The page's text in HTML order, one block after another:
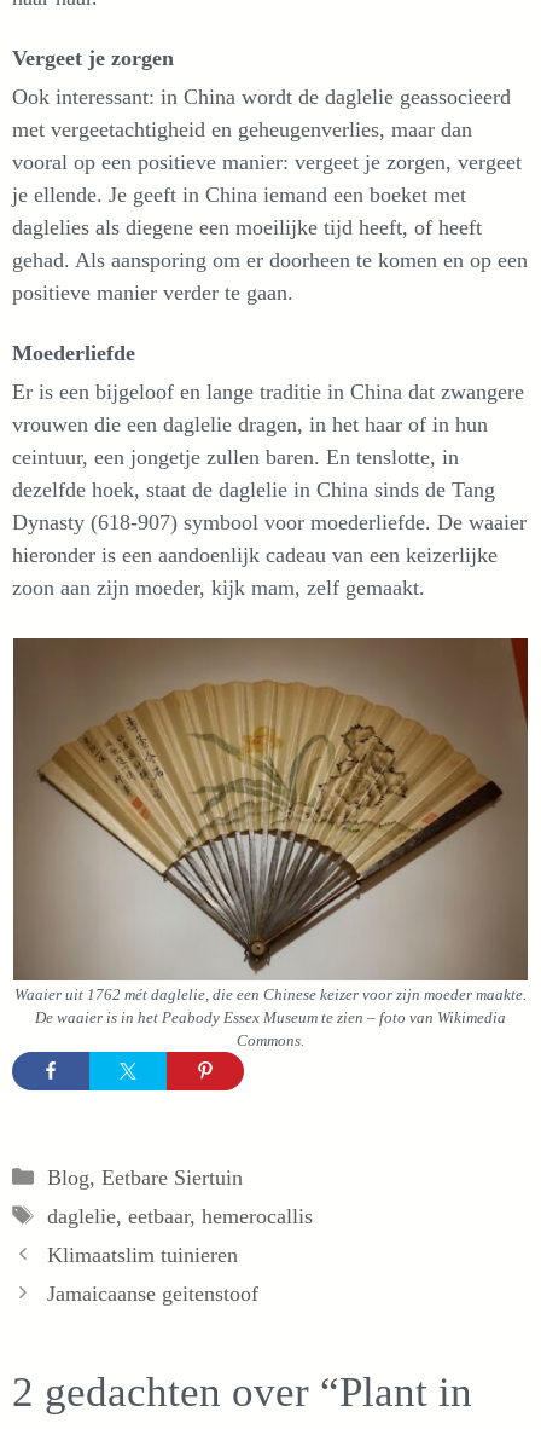
Vergeet je zorgen
Ook interessant: in China wordt de daglelie geassocieerd
met vergeetachtigheid en geheugenverlies, maar dan
vooral op een positieve manier: vergeet je zorgen, vergeet
je ellende. Je geeft in China iemand een boeket met
daglelies als diegene een moeilijke tijd heeft, of heeft
gehad. Als aansporing om er doorheen te komen en op een
positieve manier verder te gaan.
Moederliefde
Er is een bijgeloof en lange traditie in China dat zwangere
vrouwen die een daglelie dragen, in het haar of in hun
ceintuur, een jongetje zullen baren. En tenslotte, in
dezelfde hoek, staat de daglelie in China sinds de Tang
Dynasty (618-907) symbool voor moederliefde. De waaier
hieronder is een aandoenlijk cadeau van een keizerlijke
zoon aan zijn moeder, kijk mam, zelf gemaakt.
Waaier uit 1762 mét daglelie, die een Chinese keizer voor zijn moeder maakte.
De waaier is in het Peabody Essex Museum te zien – foto van Wikimedia
Commons.
Categorieën
Blog, Eetbare Siertuin
Tags
daglelie, eetbaar, hemerocallis
Klimaatslim tuinieren
Jamaicaanse geitenstoof
2 gedachten over “Plant in